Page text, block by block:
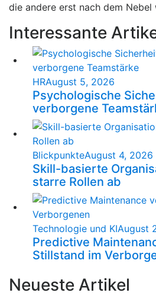
die andere erst nach dem Nebel
Interessante
HRAugust 5, 2026
Psychologische
verborgene
BlickpunkteAugust 4, 2026
Skill-basierte
starre Rollen ab
Technologie und KIAugust
Predictive
Stillstand im
Neueste Artikel